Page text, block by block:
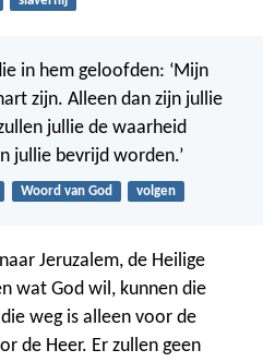
in hem geloofden: ‘Mijn
zijn. Alleen dan zijn jullie
jullie de waarheid
jullie bevrijd worden.’
Woord van God volgen
Jeruzalem, de Heilige
wat God wil, kunnen die
weg is alleen voor de
de Heer. Er zullen geen